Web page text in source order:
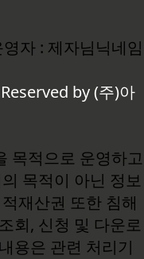
자 : 제자님닉네임
by (주)아
목적으로 운영하고
목적이 아닌 정보
재산권 또한 침해
회, 신청 및 다운로
용은 관련 처리기